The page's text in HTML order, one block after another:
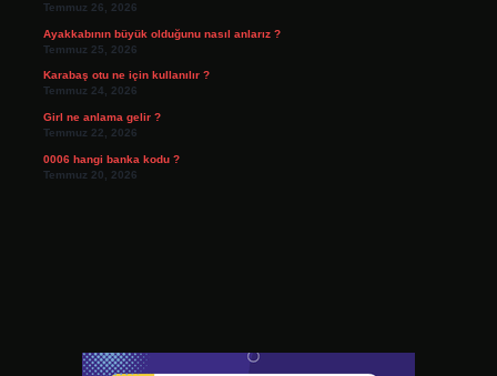
Temmuz 26, 2026
Ayakkabının büyük olduğunu nasıl anlarız ?
Temmuz 25, 2026
Karabaş otu ne için kullanılır ?
Temmuz 24, 2026
Girl ne anlama gelir ?
Temmuz 22, 2026
0006 hangi banka kodu ?
Temmuz 20, 2026